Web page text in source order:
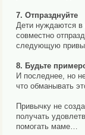
7. Отпразднуйте
Дети нуждаются в
совместно
следующую
8. Будьте
И последнее, но
что обманывать
Привычку не
получать
помогать маме…